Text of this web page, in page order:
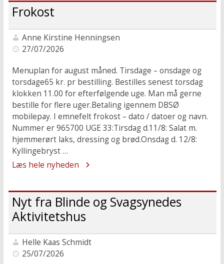
Frokost
Anne Kirstine Henningsen
27/07/2026
Menuplan for august måned. Tirsdage – onsdage og
torsdage65 kr. pr bestilling. Bestilles senest torsdag
klokken 11.00 for efterfølgende uge. Man må gerne
bestille for flere uger.Betaling igennem DBSØ
mobilepay. I emnefelt frokost – dato / datoer og navn.
Nummer er 965700 UGE 33:Tirsdag d.11/8: Salat m.
hjemmerørt laks, dressing og brød.Onsdag d. 12/8:
Kyllingebryst …
Læs hele nyheden
Nyt fra Blinde og Svagsynedes
Aktivitetshus
Helle Kaas Schmidt
25/07/2026